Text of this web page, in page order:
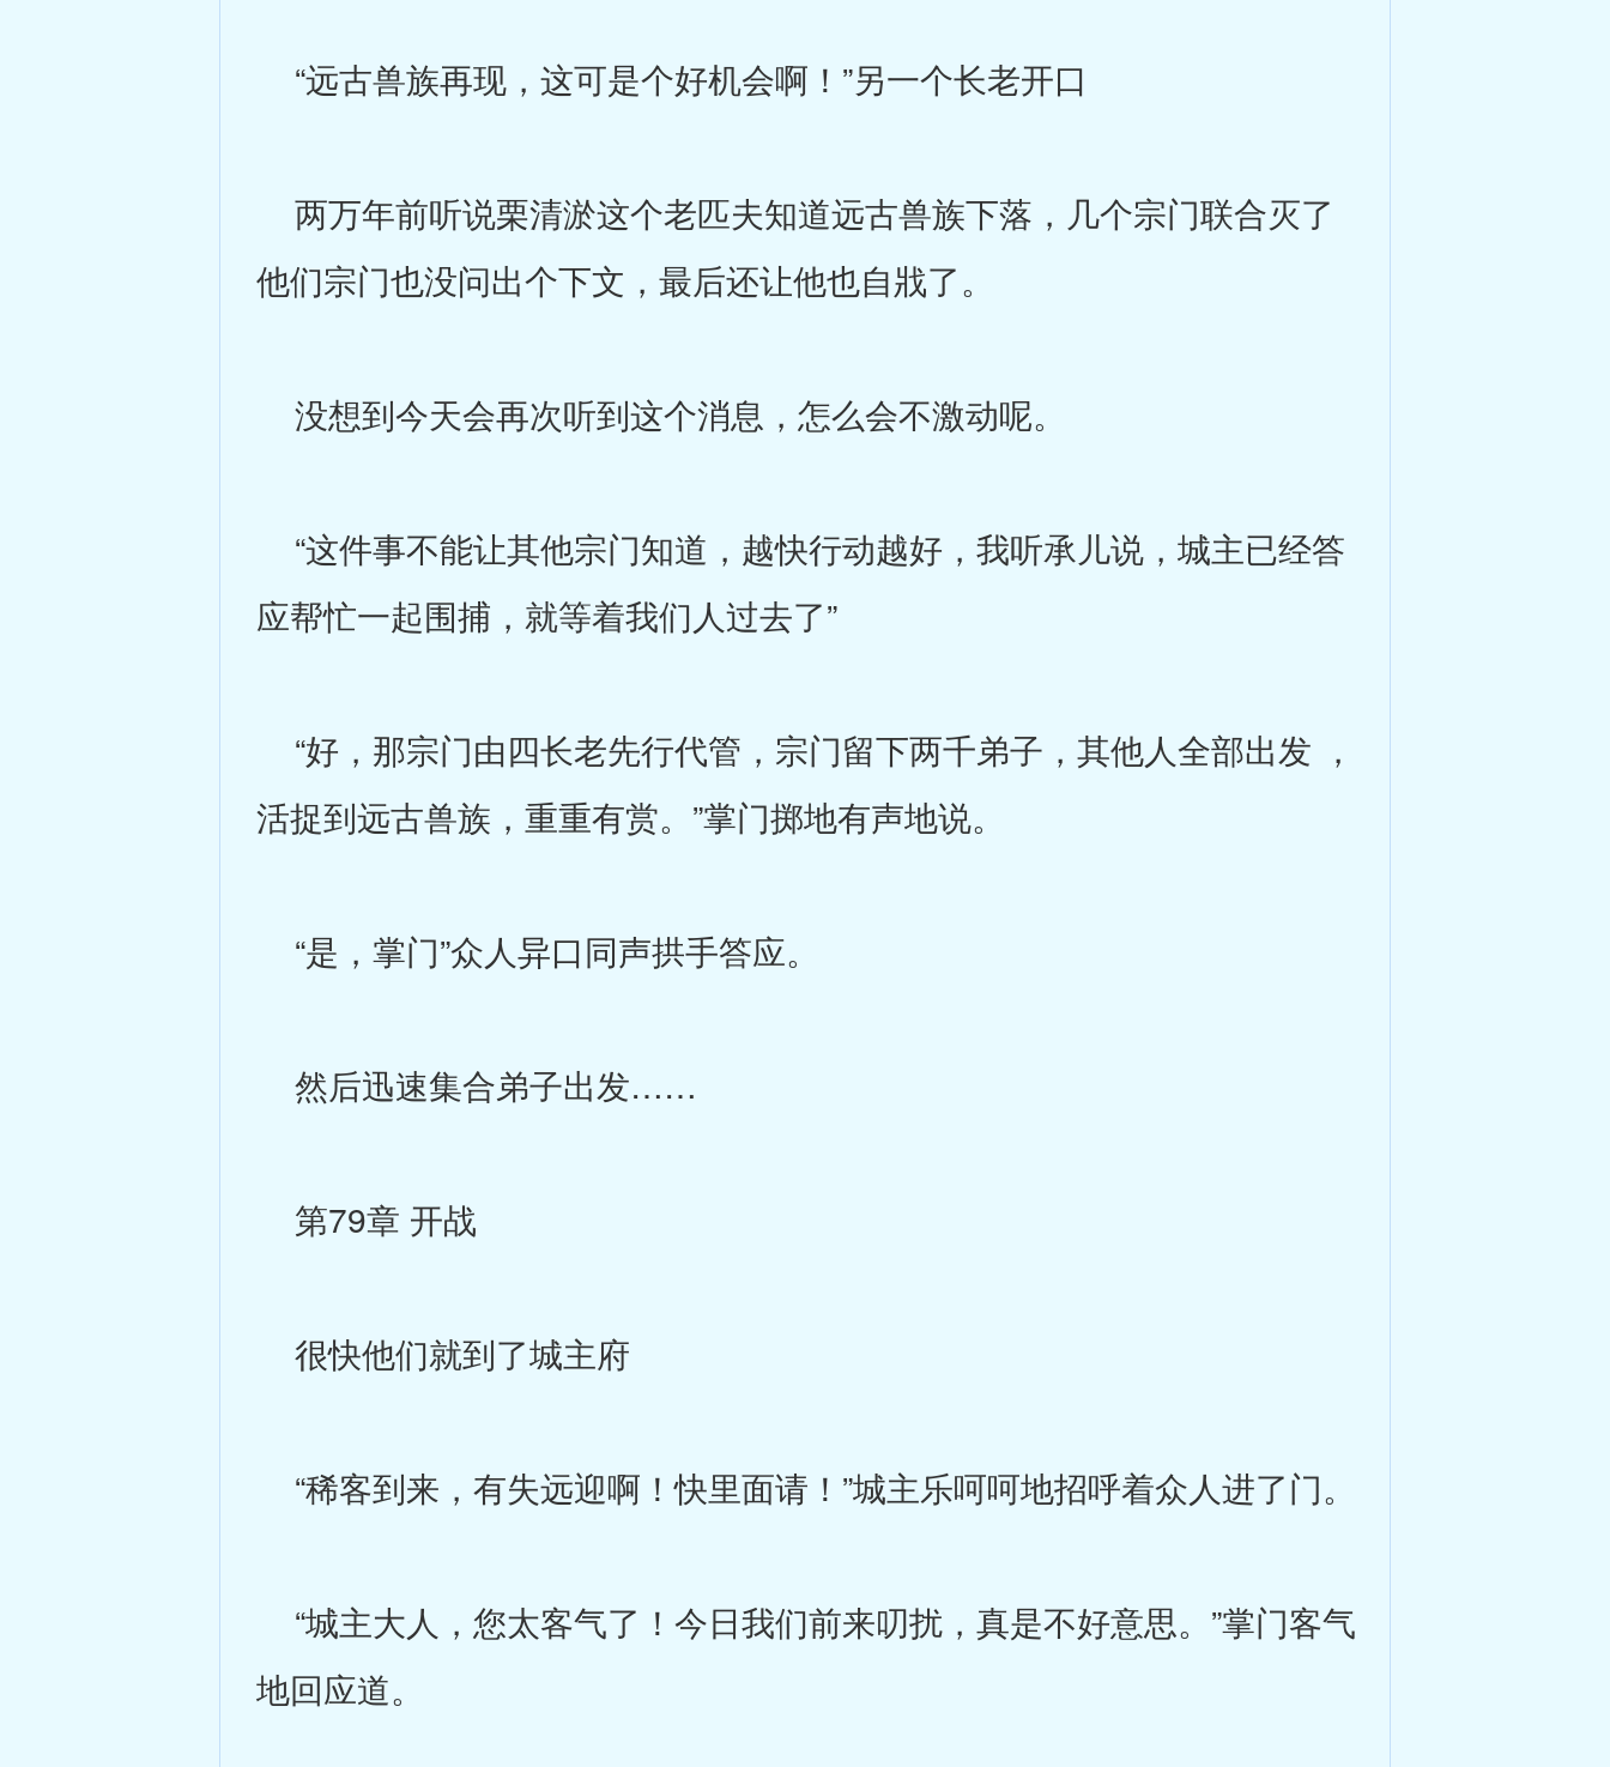
“远古兽族再现，这可是个好机会啊！”另一个长老开口
两万年前听说栗清淤这个老匹夫知道远古兽族下落，几个宗门联合灭了
他们宗门也没问出个下文，最后还让他也自戕了。
没想到今天会再次听到这个消息，怎么会不激动呢。
“这件事不能让其他宗门知道，越快行动越好，我听承儿说，城主已经答
应帮忙一起围捕，就等着我们人过去了”
“好，那宗门由四长老先行代管，宗门留下两千弟子，其他人全部出发 ，
活捉到远古兽族，重重有赏。”掌门掷地有声地说。
“是，掌门”众人异口同声拱手答应。
然后迅速集合弟子出发……
第79章 开战
很快他们就到了城主府
“稀客到来，有失远迎啊！快里面请！”城主乐呵呵地招呼着众人进了门。
“城主大人，您太客气了！今日我们前来叨扰，真是不好意思。”掌门客气
地回应道。